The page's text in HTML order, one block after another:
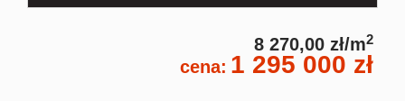
8 270,00 zł/m2
cena: 1 295 000 zł